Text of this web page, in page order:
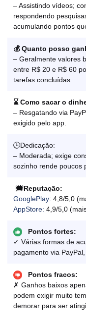
– Assistindo vídeos;
respondendo
acumulando pontos
💰 Quanto posso
– Geralmente valores
entre R$ 20 e R$ 60
tarefas concluídas.
⌛ Como sacar o
– Resgatando via
exigido pelo app.
🕒Dedicação:
– Moderada; exige
sozinho rende poucos
🗯️Reputação:
GooglePlay: 4,8/5,0
AppStore: 4,9/5,0
Pontos fortes:
✓ Várias formas de
pagamento via
Pontos fracos:
✗ Ganhos baixos
podem exigir muito
demorar para ser